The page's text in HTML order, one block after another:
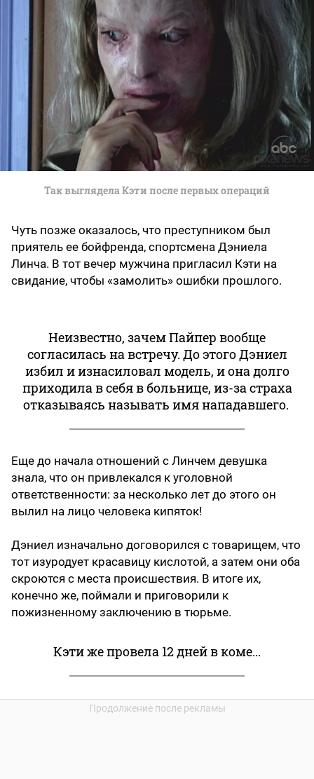
Так выглядела Кэти после первых операций
Чуть позже оказалось, что преступником был
приятель ее бойфренда, спортсмена Дэниела
Линча. В тот вечер мужчина пригласил Кэти на
свидание, чтобы «замолить» ошибки прошлого.
Неизвестно, зачем Пайпер вообще
согласилась на встречу. До этого Дэниел
избил и изнасиловал модель, и она долго
приходила в себя в больнице, из-за страха
отказываясь называть имя нападавшего.
Еще до начала отношений с Линчем девушка
знала, что он привлекался к уголовной
ответственности: за несколько лет до этого он
вылил на лицо человека кипяток!
Дэниел изначально договорился с товарищем, что
тот изуродует красавицу кислотой, а затем они оба
скроются с места происшествия. В итоге их,
конечно же, поймали и приговорили к
пожизненному заключению в тюрьме.
Кэти же провела 12 дней в коме...